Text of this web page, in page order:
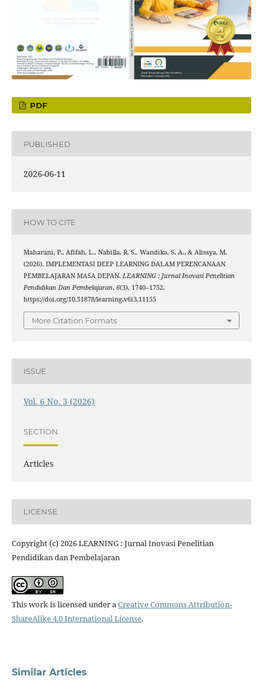
PDF
PUBLISHED
2026-06-11
HOW TO CITE
Maharani, P., Afifah, L., Nabilla, R. S., Wandika, S. A., & Alissya, M.
(2026). IMPLEMENTASI DEEP LEARNING DALAM PERENCANAAN
PEMBELAJARAN MASA DEPAN. LEARNING : Jurnal Inovasi Penelitian
Pendidikan Dan Pembelajaran, 6(3), 1740–1752.
https://doi.org/10.51878/learning.v6i3.11155
More Citation Formats
ISSUE
Vol. 6 No. 3 (2026)
SECTION
Articles
LICENSE
Copyright (c) 2026 LEARNING : Jurnal Inovasi Penelitian
Pendidikan dan Pembelajaran
This work is licensed under aCreative Commons Attribution-
ShareAlike 4.0 International License.
Similar Articles